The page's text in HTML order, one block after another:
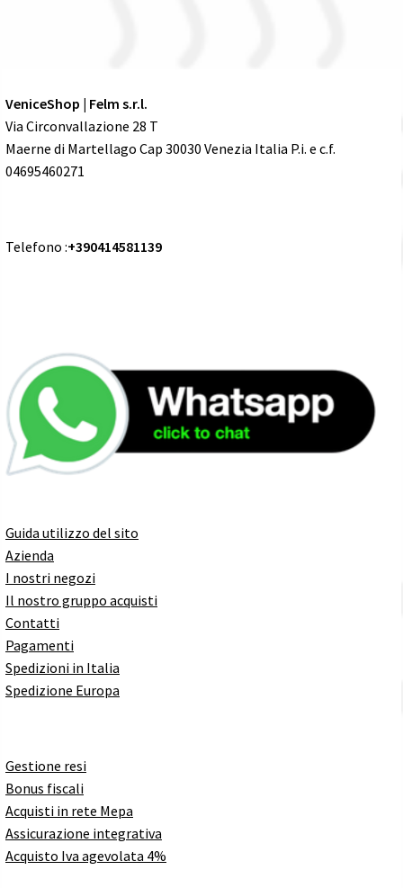
VeniceShop | Felm s.r.l.
Via Circonvallazione 28 T
Maerne di Martellago Cap 30030 Venezia Italia P.i. e c.f.
04695460271
Telefono :+390414581139
Guida utilizzo del sito
Azienda
I nostri negozi
Il nostro gruppo acquisti
Contatti
Pagamenti
Spedizioni in Italia
Spedizione Europa
Gestione resi
Bonus fiscali
Acquisti in rete Mepa
Assicurazione integrativa
Acquisto Iva agevolata 4%